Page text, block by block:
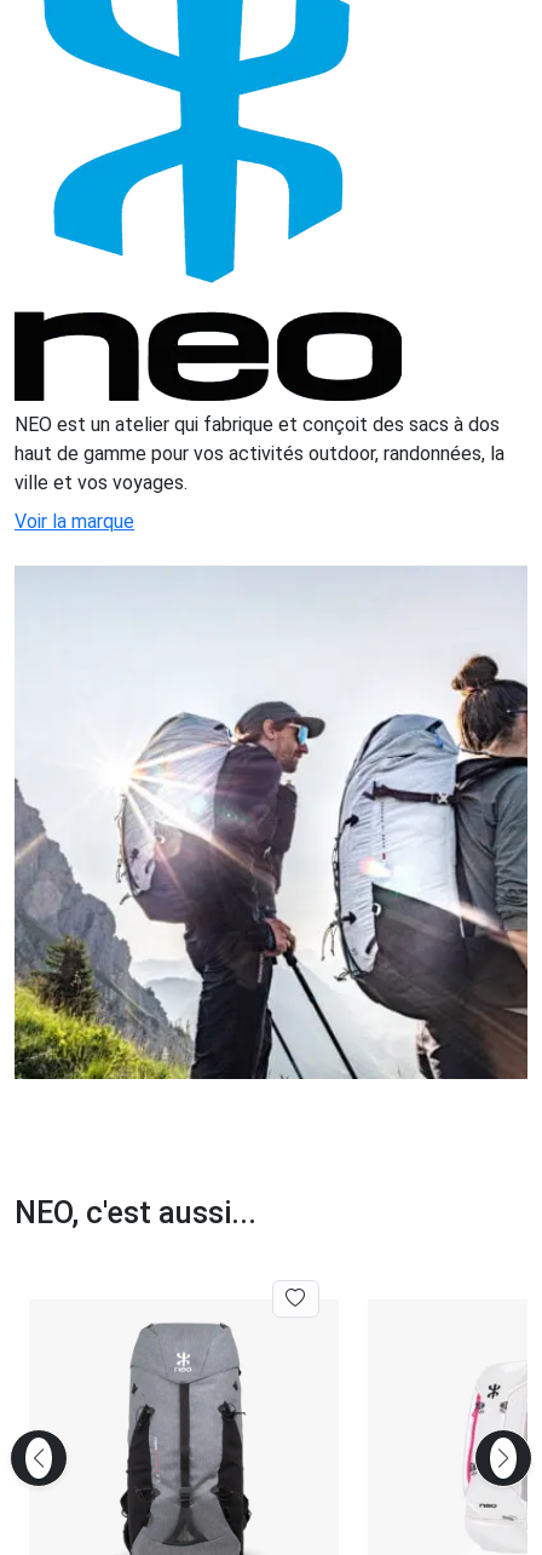
NEO est un atelier qui fabrique et conçoit des sacs à dos
haut de gamme pour vos activités outdoor, randonnées, la
ville et vos voyages.
Voir la marque
NEO, c'est aussi...